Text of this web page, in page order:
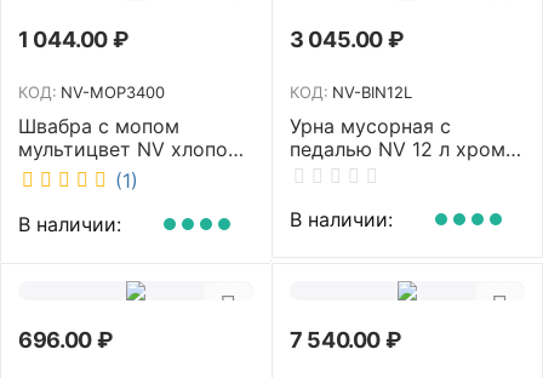
1 044.00₽
КОД: NV-MOP3400
Швабра с мопом
мультицвет NV хлопок
40 см NV-MOP3400
(1)
В наличии:
3 045.00₽
КОД: NV-BIN12L
Урна мусорная с
педалью NV 12 л хром
NV-BIN12L
В наличии:
696.00₽ 7 540.00₽